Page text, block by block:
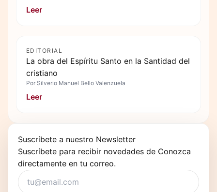
Leer
EDITORIAL
La obra del Espíritu Santo en la Santidad del
cristiano
Por Silverio Manuel Bello Valenzuela
Leer
Suscríbete a nuestro Newsletter
Suscríbete para recibir novedades de Conozca
directamente en tu correo.